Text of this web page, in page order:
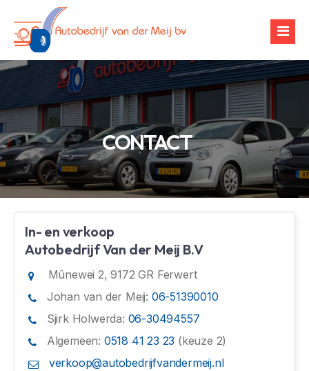
Over ons
Occasions
Werkplaats
Airco-onderhoud
Chiptuning
Financiering
Verhuur
Zoekopdracht
CONTACT
In- en verkoop
Autobedrijf Van der Meij B.V
Mûnewei 2, 9172 GR Ferwert
Johan van der Meij: 06-51390010
Sjirk Holwerda: 06-30494557
Algemeen: 0518 41 23 23 (keuze 2)
verkoop@autobedrijfvandermeij.nl